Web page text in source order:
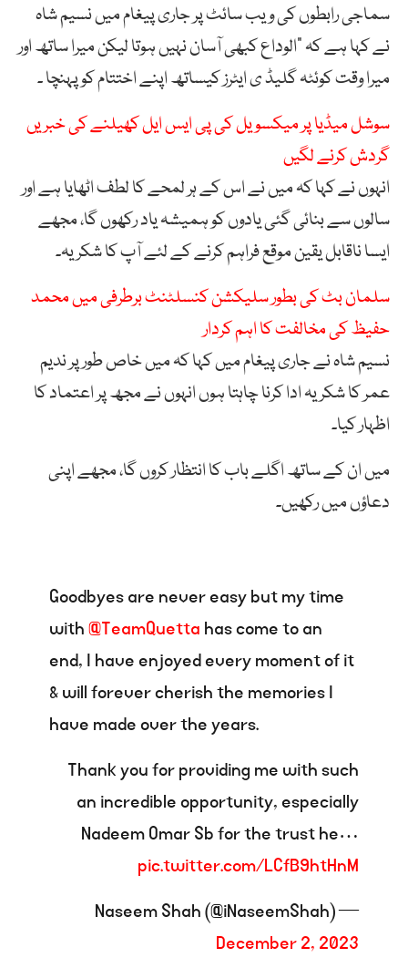
سماجی رابطوں کی ویب سائٹ پر جاری پیغام میں نسیم شاہ
نے کہا ہے کہ ”الوداع کبھی آسان نہیں ہوتا لیکن میرا ساتھ اور
میرا وقت کوئٹہ گلیڈ ی ایٹرز کیساتھ اپنے اختتام کو پہنچا ۔
سوشل میڈیا پر میکسویل کی پی ایس ایل کھیلنے کی خبریں
گردش کرنے لگیں
انہوں نے کہا کہ میں نے اس کے ہر لمحے کا لطف اٹھایا ہے اور
سالوں سے بنائی گئی یادوں کو ہمیشہ یاد رکھوں گا، مجھے
ایسا ناقابل یقین موقع فراہم کرنے کے لئے آپ کا شکریہ۔
سلمان بٹ کی بطور سلیکشن کنسلٹنٹ برطرفی میں محمد
حفیظ کی مخالفت کا اہم کردار
نسیم شاہ نے جاری پیغام میں کہا کہ میں خاص طور پر ندیم
عمر کا شکریہ ادا کرنا چاہتا ہوں انہوں نے مجھ پر اعتماد کا
اظہار کیا۔
میں ان کے ساتھ اگلے باب کا انتظار کروں گا، مجھے اپنی
دعاؤں میں رکھیں۔
Goodbyes are never easy but my time
with@TeamQuetta has come to an
end, I have enjoyed every moment of it
& will forever cherish the memories I
have made over the years.
Thank you for providing me with such
an incredible opportunity, especially
Nadeem Omar Sb for the trust he…
pic.twitter.com/LCfB9htHnM
— Naseem Shah (@iNaseemShah)
December 2, 2023